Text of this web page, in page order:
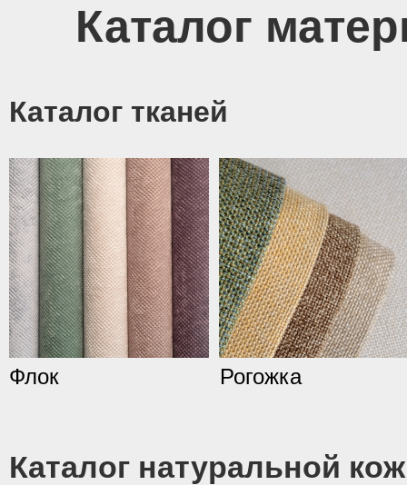
Рогожка
Флок
Каталог
Каталог тканей
Каталог натуральной